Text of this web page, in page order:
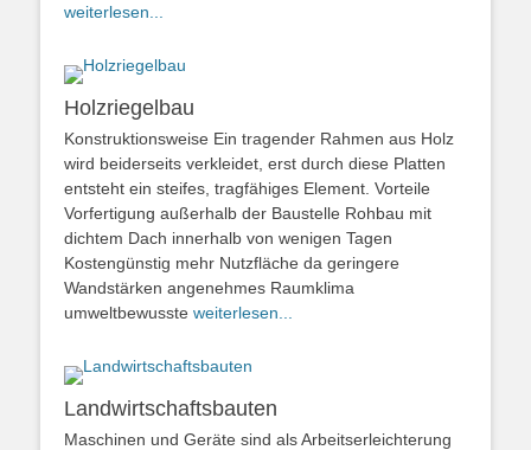
weiterlesen...
Holzriegelbau
Konstruktionsweise Ein tragender Rahmen aus Holz
wird beiderseits verkleidet, erst durch diese Platten
entsteht ein steifes, tragfähiges Element. Vorteile
Vorfertigung außerhalb der Baustelle Rohbau mit
dichtem Dach innerhalb von wenigen Tagen
Kostengünstig mehr Nutzfläche da geringere
Wandstärken angenehmes Raumklima
umweltbewusste weiterlesen...
Landwirtschaftsbauten
Maschinen und Geräte sind als Arbeitserleichterung